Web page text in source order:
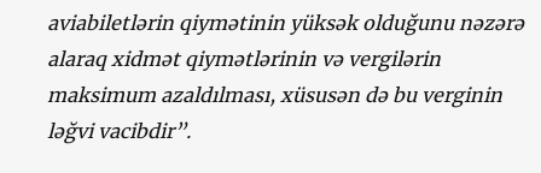
aviabiletlərin qiymətinin yüksək olduğunu nəzərə
alaraq xidmət qiymətlərinin və vergilərin
maksimum azaldılması, xüsusən də bu verginin
ləğvi vacibdir”.